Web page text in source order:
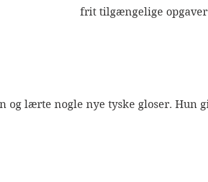
frit tilgængelige
og lærte nogle nye tyske gloser. Hun